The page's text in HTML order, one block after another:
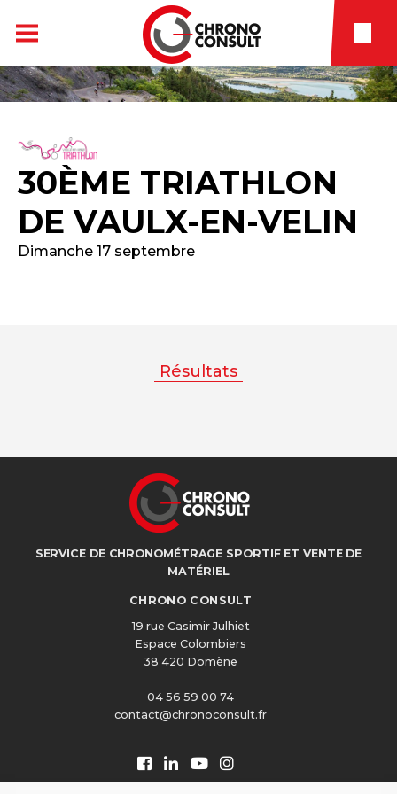
30ÈME TRIATHLON
DE VAULX-EN-VELIN
Dimanche 17 septembre
Résultats
SERVICE DE CHRONOMÉTRAGE SPORTIF ET VENTE DE
MATÉRIEL
CHRONO CONSULT
19 rue Casimir Julhiet
Espace Colombiers
38 420 Domène
04 56 59 00 74
contact@chronoconsult.fr